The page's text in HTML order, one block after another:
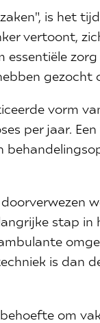
is het
vertoont,
essentiële
gezocht
vorm
per jaar.
stap
is dan
om